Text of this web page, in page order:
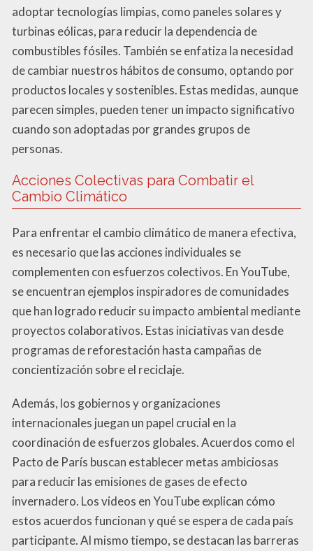
adoptar tecnologías limpias, como paneles solares y
turbinas eólicas, para reducir la dependencia de
combustibles fósiles. También se enfatiza la necesidad
de cambiar nuestros hábitos de consumo, optando por
productos locales y sostenibles. Estas medidas, aunque
parecen simples, pueden tener un impacto significativo
cuando son adoptadas por grandes grupos de
personas.
Acciones Colectivas para Combatir el
Cambio Climático
Para enfrentar el cambio climático de manera efectiva,
es necesario que las acciones individuales se
complementen con esfuerzos colectivos. En YouTube,
se encuentran ejemplos inspiradores de comunidades
que han logrado reducir su impacto ambiental mediante
proyectos colaborativos. Estas iniciativas van desde
programas de reforestación hasta campañas de
concientización sobre el reciclaje.
Además, los gobiernos y organizaciones
internacionales juegan un papel crucial en la
coordinación de esfuerzos globales. Acuerdos como el
Pacto de París buscan establecer metas ambiciosas
para reducir las emisiones de gases de efecto
invernadero. Los videos en YouTube explican cómo
estos acuerdos funcionan y qué se espera de cada país
participante. Al mismo tiempo, se destacan las barreras